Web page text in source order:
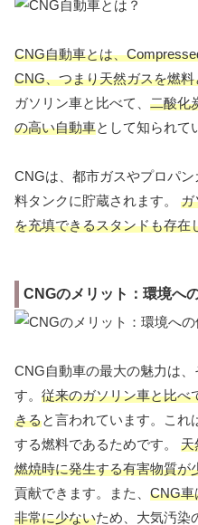
CNG自動車とは、
CNG、つまり天然ガスを燃
ガソリン車と比べて、 二酸化
の高い自動車として知られて
CNGは、都市ガスやプロパ
料タンクに貯蔵されます。 ガ
を充填できるスタンドも存在
CNGのメリット：環境へ
CNG自動車の最大の魅力は
す。 従来のガソリン車と比べ
きると言われています。これ
する燃料であるためです。 天
燃焼時に発生する有害物質が
貢献できます。また、 CNG車
非常に少ないため、大気汚染